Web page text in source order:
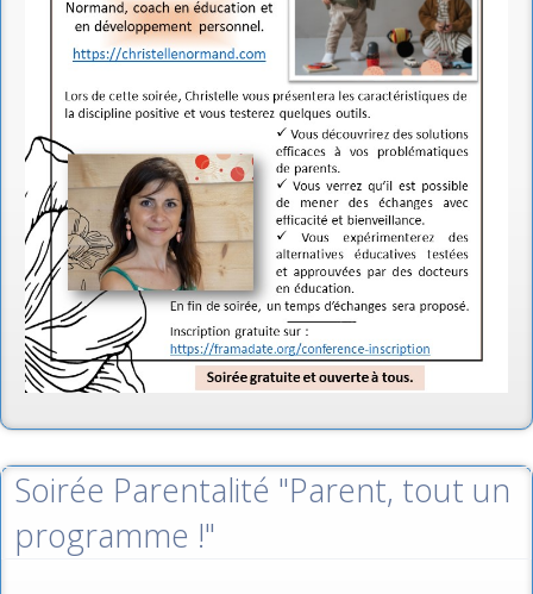
Soirée Parentalité "Parent, tout un
programme !"